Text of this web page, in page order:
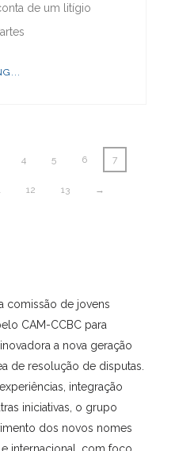
de um litígio
4 5 6 7
12 13 →
comissão de jovens
CAM-CCBC para
a nova geração
de resolução de disputas.
integração
iniciativas, o grupo
dos novos nomes